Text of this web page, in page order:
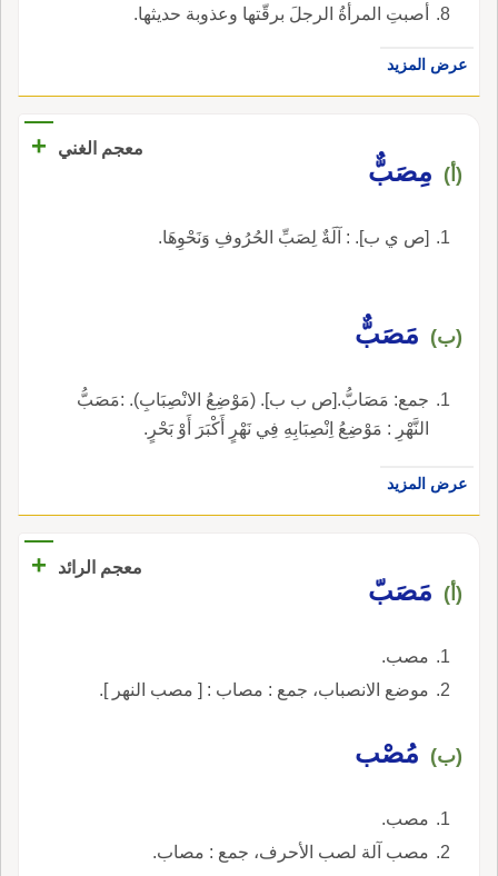
أصبتِ المرأةُ الرجلَ برقّتها وعذوبة حديثها.
عرض المزيد
معجم الغني +
(أ) مِصَبٌّ
[ص ي ب]. : آلَةٌ لِصَبِّ الحُرُوفِ وَنَحْوِهَا.
(ب) مَصَبٌّ
جمع: مَصَابُّ.[ص ب ب]. (مَوْضِعُ الانْصِبَابِ). :مَصَبُّ
النَّهْرِ : مَوْضِعُ اِنْصِبَابِهِ فِي نَهْرٍ أَكْبَرَ أَوْ بَحْرٍ.
عرض المزيد
معجم الرائد +
(أ) مَصَبّ
مصب.
موضع الانصباب، جمع : مصاب : [ مصب النهر ].
(ب) مُصْب
مصب.
مصب آلة لصب الأحرف، جمع : مصاب.